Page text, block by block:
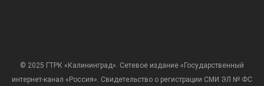
© 2025 ГТРК «Калининград». Сетевое издание «Государственный
интернет-канал «Россия». Свидетельство о регистрации СМИ ЭЛ № ФС